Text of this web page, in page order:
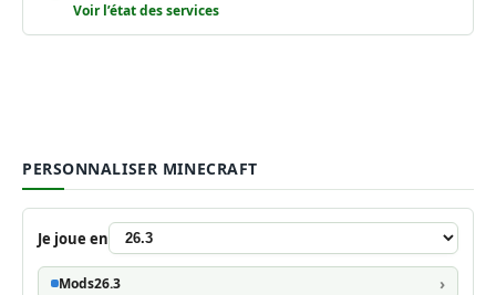
Voir l’état des services
PERSONNALISER MINECRAFT
Je joue en
Mods26.3